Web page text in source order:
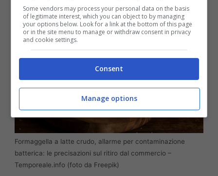
Formaggella a latte crudo, allarme per contaminazione
batterica: le precisazioni sul ritiro dal commercio –
Temporeale.info (foto da Freepik)
Some vendors may process your personal data on the basis
of legitimate interest, which you can object to by managing
your options below. Look for a link at the bottom of this page
or in the site menu to manage or withdraw consent in privacy
and cookie settings.
Consent
Manage options